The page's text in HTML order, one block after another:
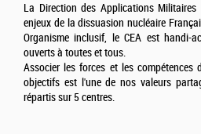
La Direction des Applications
enjeux de la dissuasion nucléaire
Organisme inclusif, le CEA est handi-
ouverts à toutes et tous.
Associer les forces et les
objectifs est l'une de nos valeurs
répartis sur 5 centres.